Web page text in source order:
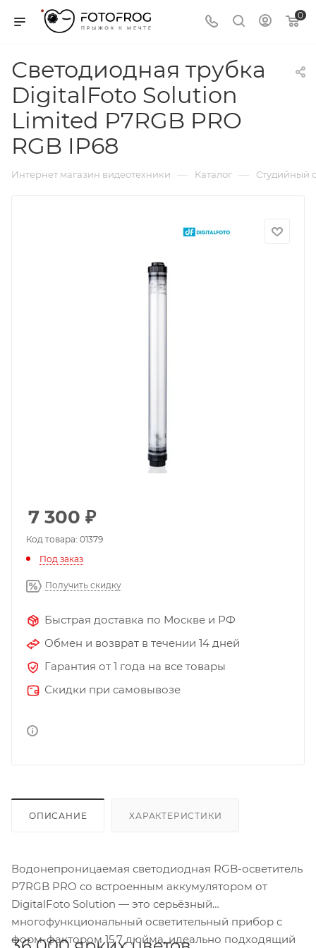
0
Светодиодная трубка
DigitalFoto Solution
Limited P7RGB PRO
RGB IP68
Интернет магазин видеотехники — Каталог — Студийный
7 300 ₽
Код товара: 01379
Под заказ
Получить скидку
Быстрая доставка по Москве и РФ
Обмен и возврат в течении 14 дней
Гарантия от 1 года на все товары
Скидки при самовывозе
ОПИСАНИЕ ХАРАКТЕРИСТИКИ
Водонепроницаемая светодиодная RGB-осветитель
P7RGB PRO со встроенным аккумулятором от
DigitalFoto Solution — это серьёзный
многофункциональный осветительный прибор с
форм-фактором 15,7 дюйма, идеально подходящий